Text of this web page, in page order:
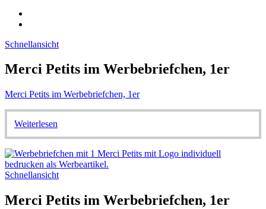
Schnellansicht
Merci Petits im Werbebriefchen, 1er
Merci Petits im Werbebriefchen, 1er
Weiterlesen
Schnellansicht
Merci Petits im Werbebriefchen, 1er